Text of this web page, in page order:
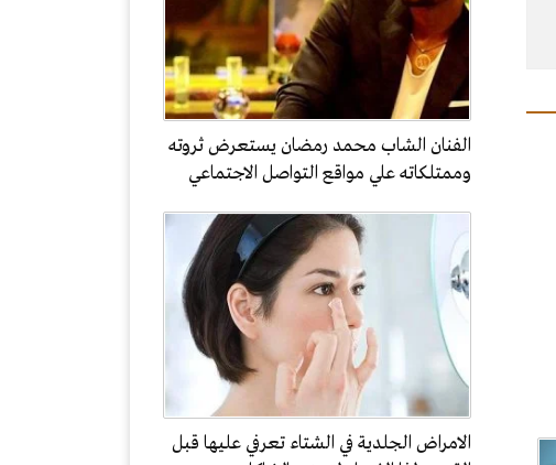
الفنان الشاب محمد رمضان يستعرض ثروته
وممتلكاته علي مواقع التواصل الاجتماعي
الامراض الجلدية في الشتاء تعرفي عليها قبل